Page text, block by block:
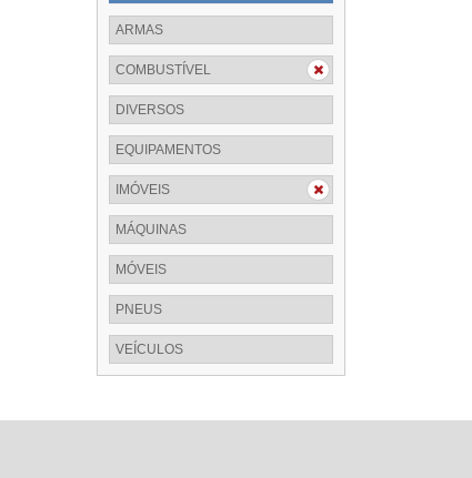
ARMAS
COMBUSTÍVEL
DIVERSOS
EQUIPAMENTOS
IMÓVEIS
MÁQUINAS
MÓVEIS
PNEUS
VEÍCULOS